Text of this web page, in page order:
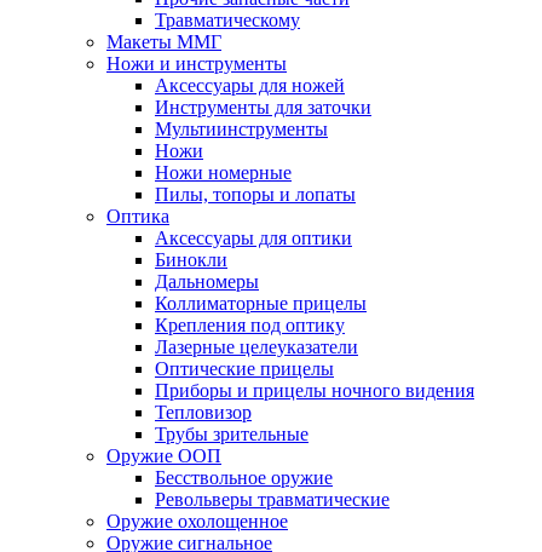
Травматическому
Макеты ММГ
Ножи и инструменты
Аксессуары для ножей
Инструменты для заточки
Мультиинструменты
Ножи
Ножи номерные
Пилы, топоры и лопаты
Оптика
Аксессуары для оптики
Бинокли
Дальномеры
Коллиматорные прицелы
Крепления под оптику
Лазерные целеуказатели
Оптические прицелы
Приборы и прицелы ночного видения
Тепловизор
Трубы зрительные
Оружие ООП
Бесствольное оружие
Револьверы травматические
Оружие охолощенное
Оружие сигнальное